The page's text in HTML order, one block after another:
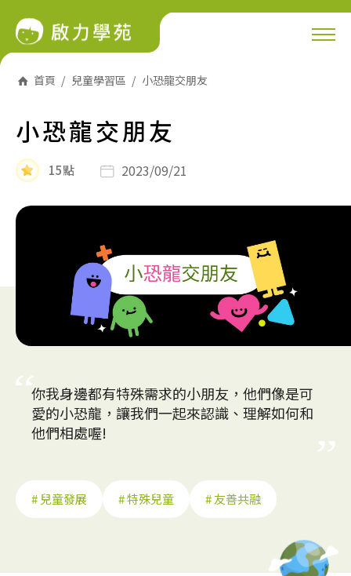
首頁 兒童學習區 小恐龍交朋友
小恐龍交朋友
15點 2023/09/21
你我身邊都有特殊需求的小朋友，他們像是可
愛的小恐龍，讓我們一起來認識、理解如何和
他們相處喔!
# 兒童發展 # 特殊兒童 # 友善共融